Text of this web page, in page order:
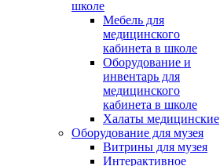
школе
Мебель для
медицинского
кабинета в школе
Оборудование и
инвентарь для
медицинского
кабинета в школе
Халаты медицинские
Оборудование для музея
Витрины для музея
Интерактивное